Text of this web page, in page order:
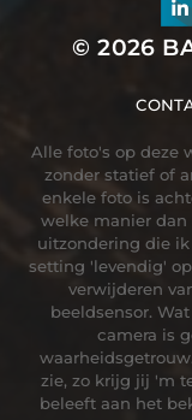
© 2026
Alle foto's op deze
zonder statief of
enkele foto is
welke manier dan
uitzondering die
setting 'levendig'
verwijderen
beeldsensor.
camera is
zie, zo krijg jij 'm
beleeft aan het